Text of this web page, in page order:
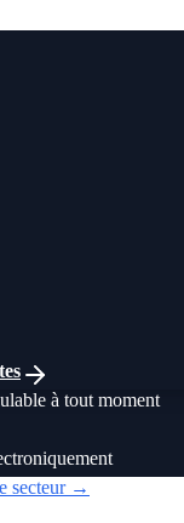
à tout moment
secteur→